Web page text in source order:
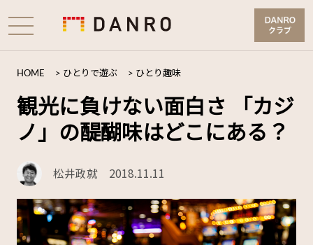
HOME > ひとりで遊ぶ > ひとり趣味
観光に負けない面白さ 「カジ
ノ」の醍醐味はどこにある？
松井政就 2018.11.11